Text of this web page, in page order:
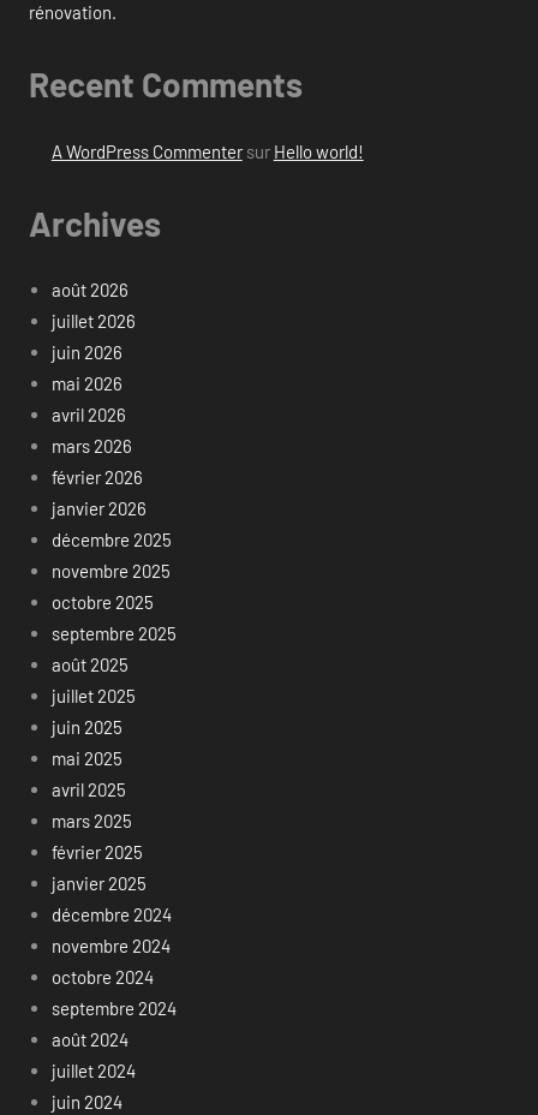
rénovation.
Recent Comments
A WordPress Commentersur Hello world!
Archives
août 2026
juillet 2026
juin 2026
mai 2026
avril 2026
mars 2026
février 2026
janvier 2026
décembre 2025
novembre 2025
octobre 2025
septembre 2025
août 2025
juillet 2025
juin 2025
mai 2025
avril 2025
mars 2025
février 2025
janvier 2025
décembre 2024
novembre 2024
octobre 2024
septembre 2024
août 2024
juillet 2024
juin 2024